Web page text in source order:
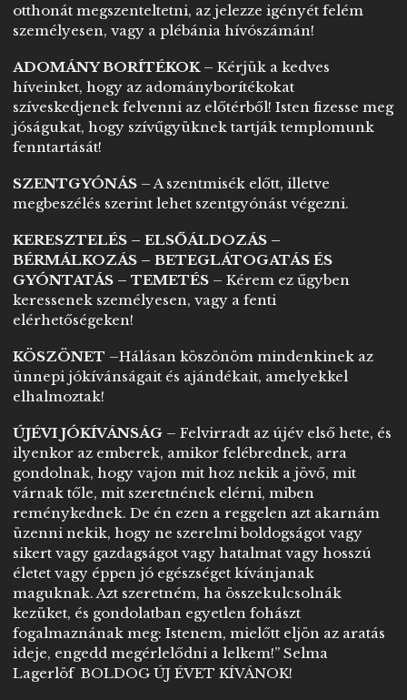
otthonát megszenteltetni, az jelezze igényét felém
személyesen, vagy a plébánia hívószámán!
ADOMÁNY BORÍTÉKOK – Kérjük a kedves
híveinket, hogy az adományborítékokat
szíveskedjenek felvenni az előtérből! Isten fizesse meg
jóságukat, hogy szívűgyüknek tartják templomunk
fenntartását!
SZENTGYÓNÁS – A szentmisék előtt, illetve
megbeszélés szerint lehet szentgyónást végezni.
KERESZTELÉS – ELSŐÁLDOZÁS –
BÉRMÁLKOZÁS – BETEGLÁTOGATÁS ÉS
GYÓNTATÁS – TEMETÉS – Kérem ez űgyben
keressenek személyesen, vagy a fenti
elérhetőségeken!
KÖSZÖNET –Hálásan köszönöm mindenkinek az
ünnepi jókívánságait és ajándékait, amelyekkel
elhalmoztak!
ÚJÉVI JÓKÍVÁNSÁG – Felvirradt az újév első hete, és
ilyenkor az emberek, amikor felébrednek, arra
gondolnak, hogy vajon mit hoz nekik a jövő, mit
várnak tőle, mit szeretnének elérni, miben
reménykednek. De én ezen a reggelen azt akarnám
üzenni nekik, hogy ne szerelmi boldogságot vagy
sikert vagy gazdagságot vagy hatalmat vagy hosszú
életet vagy éppen jó egészséget kívánjanak
maguknak. Azt szeretném, ha összekulcsolnák
kezüket, és gondolatban egyetlen fohászt
fogalmaznának meg: Istenem, mielőtt eljön az aratás
ideje, engedd megérlelődni a lelkem!” Selma
Lagerlöf BOLDOG ÚJ ÉVET KÍVÁNOK!